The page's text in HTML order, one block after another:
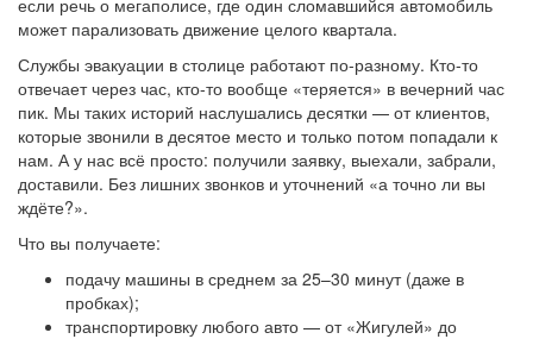
может парализовать движение целого квартала.
Службы эвакуации в столице работают по-разному. Кто-то
отвечает через час, кто-то вообще «теряется» в вечерний час
пик. Мы таких историй наслушались десятки — от клиентов,
которые звонили в десятое место и только потом попадали к
нам. А у нас всё просто: получили заявку, выехали, забрали,
доставили. Без лишних звонков и уточнений «а точно ли вы
ждёте?».
Что вы получаете:
подачу машины в среднем за 25–30 минут (даже в
пробках);
транспортировку любого авто — от «Жигулей» до